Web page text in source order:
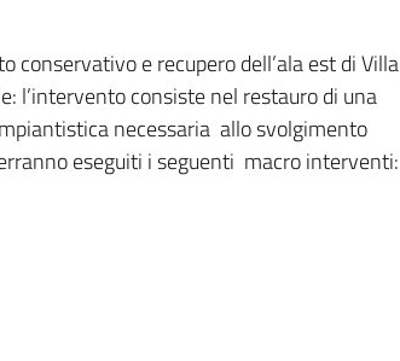
conservativo e recupero dell’ala est di Villa
l’intervento consiste nel restauro di una
necessaria allo svolgimento
eseguiti i seguenti macro interventi: